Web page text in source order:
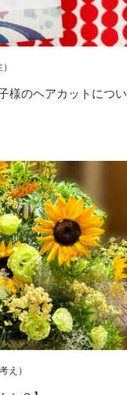
様のヘアカットについ
え）